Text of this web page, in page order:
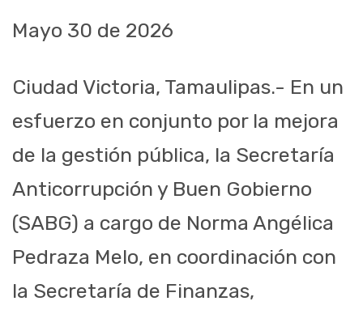
Mayo 30 de 2026
Ciudad Victoria, Tamaulipas.- En un
esfuerzo en conjunto por la mejora
de la gestión pública, la Secretaría
Anticorrupción y Buen Gobierno
(SABG) a cargo de Norma Angélica
Pedraza Melo, en coordinación con
la Secretaría de Finanzas,